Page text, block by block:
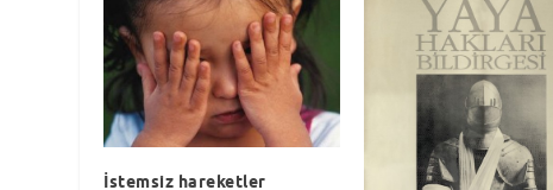
İstemsiz hareketler